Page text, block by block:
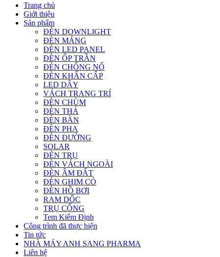
Trang chủ
Giới thiệu
Sản phẩm
ĐÈN DOWNLIGHT
ĐÈN MÁNG
ĐÈN LED PANEL
ĐÈN ỐP TRẦN
ĐÈN CHỐNG NỔ
ĐÈN KHẨN CẤP
LED DÂY
VÁCH TRANG TRÍ
ĐÈN CHÙM
ĐÈN THẢ
ĐÈN BÀN
ĐÈN PHA
ĐÈN ĐƯỜNG
SOLAR
ĐÈN TRỤ
ĐÈN VÁCH NGOÀI
ĐÈN ÂM ĐẤT
ĐÈN GHIM CỎ
ĐÈN HỒ BƠI
RAM DỐC
TRỤ CỔNG
Tem Kiểm Định
Công trình đã thực hiện
Tin tức
NHÀ MÁY ANH SANG PHARMA
Liên hệ